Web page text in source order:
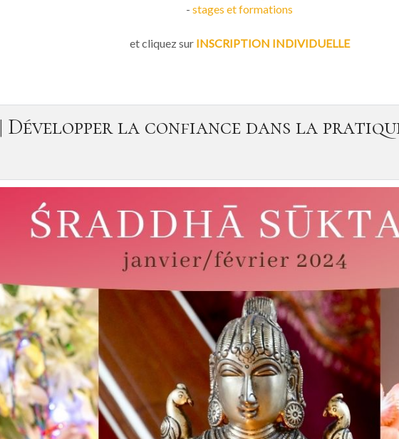
- stages et formations
et cliquez surINSCRIPTION INDIVIDUELLE
Développer la confiance dans la